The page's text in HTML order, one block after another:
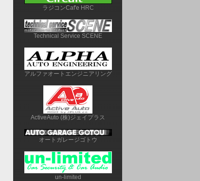
ラジコンCaf'e HRC
Technical Service SCENE
アルファオートエンジニアリング
ActiveAuto (株)ジェイプラス
オートガレージゴトウ
un-limited